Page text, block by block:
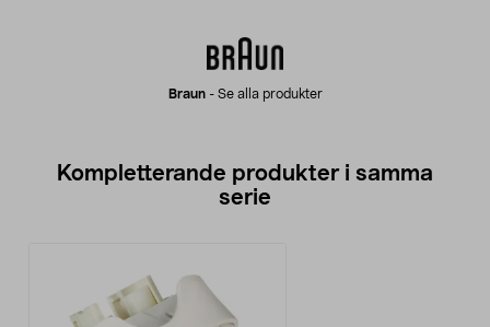
Braun- Se alla produkter
Kompletterande produkter i samma
serie